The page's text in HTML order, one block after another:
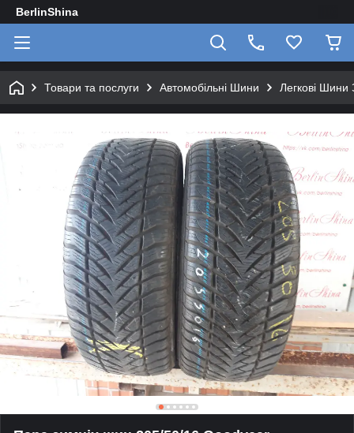
BerlinShina
Товари та послуги Автомобільні Шини Легкові Шини